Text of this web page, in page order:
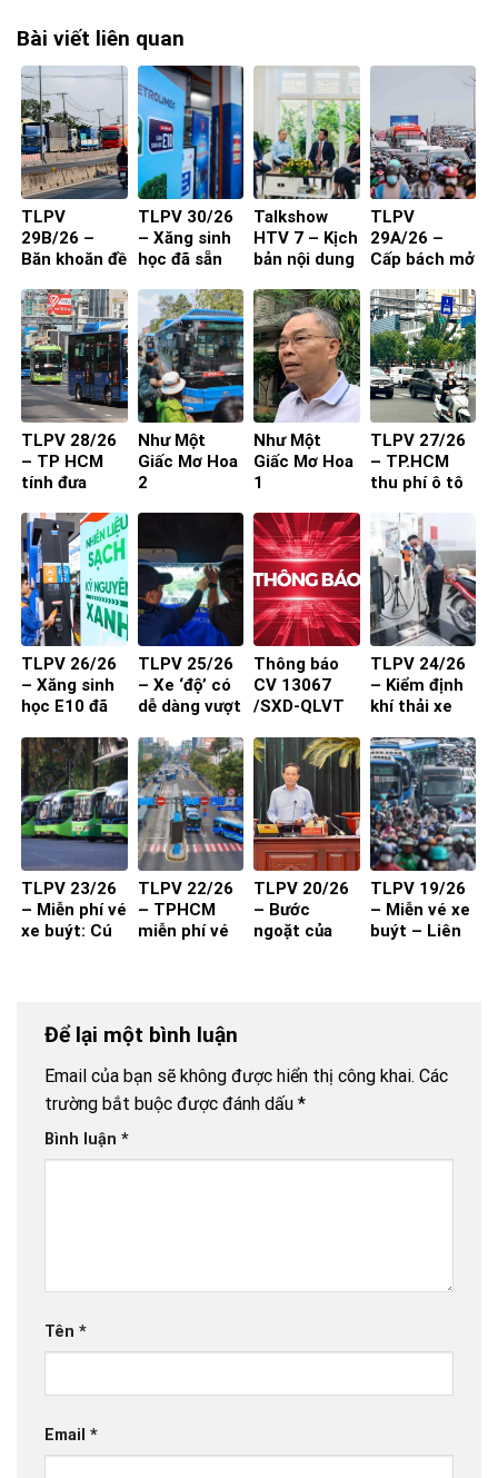
Bài viết liên quan
TLPV
29B/26 –
Băn khoăn đề
29 chỗ vào
nội đô
TP.HCM
TLPV 30/26
– Xăng sinh
học đã sẵn
Talkshow
HTV 7 – Kịch
bản nội dung
người
TLPV
29A/26 –
Cấp bách mở
TLPV 28/26
– TP HCM
tính đưa
vào đường
nhỏ, khu dân
cư
Như Một
Giấc Mơ Hoa
2
Như Một
Giấc Mơ Hoa
1
TLPV 27/26
– TP.HCM
thu phí ô tô
tâm: Làm
sao để người
dân đồng
thuận?
TLPV 26/26
– Xăng sinh
học E10 đã
TLPV 25/26
– Xe ‘độ’ có
dễ dàng vượt
kiểm?
Thông báo
CV 13067
/SXD-QLVT
Dựng đến
các DN/HTX
TLPV 24/26
– Kiểm định
khí thải xe
2027 đạt
hiệu quả?
TLPV 23/26
– Miễn phí vé
xe buýt: Cú
TLPV 22/26
– TPHCM
miễn phí vé
buýt đột
TLPV 20/26
– Bước
ngoặt của
TLPV 19/26
– Miễn vé xe
buýt – Liên
Để lại một bình luận
Email của bạn sẽ không được hiển thị công khai. Các
trường bắt buộc được đánh dấu *
Bình luận *
Tên *
Email *